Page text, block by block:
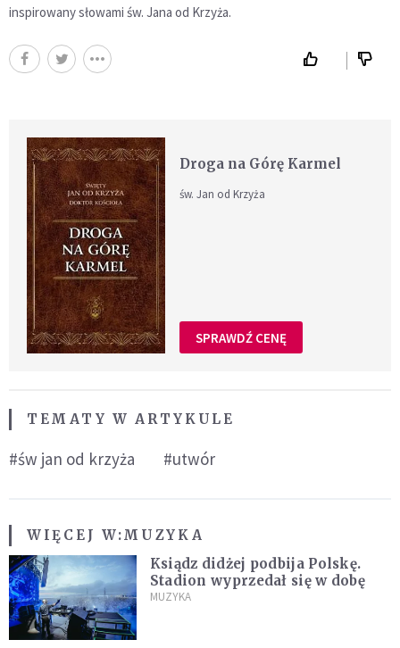
inspirowany słowami św. Jana od Krzyża.
Droga na Górę Karmel
św. Jan od Krzyża
SPRAWDŹ CENĘ
TEMATY W ARTYKULE
#św jan od krzyża #utwór
WIĘCEJ W:MUZYKA
Ksiądz didżej podbija Polskę.
Stadion wyprzedał się w dobę
MUZYKA